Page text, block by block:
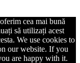
cea mai bună
să utilizați acest
We use cookies to
our website. If you
are happy with it.